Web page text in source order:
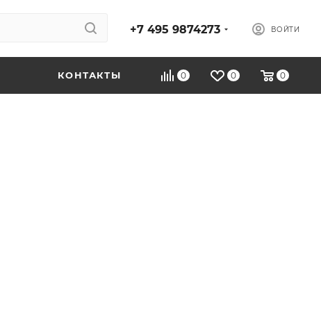
+7 495 9874273 ВОЙТИ
0 0 0
КОНТАКТЫ